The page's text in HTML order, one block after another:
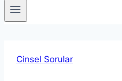
Cinsel Sorular